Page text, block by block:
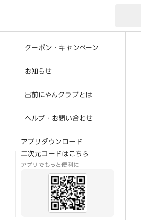
クーポン・キャンペーン
お知らせ
出前にゃんクラブとは
ヘルプ・お問い合わせ
アプリダウンロード
二次元コードはこちら
アプリでもっと便利に